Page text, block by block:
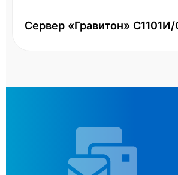
Сервер «Гравитон»